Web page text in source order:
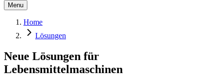
Menu
Home
Lösungen
Neue Lösungen für
Lebensmittelmaschinen